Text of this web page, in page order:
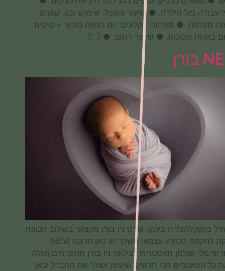
בימוי: עבודה מול הילדה. ● שיעור גימבל: שימוש נכון, שוטים
ותנועות מצלמה. ● מאחורי הקלעים: יום הפקה מעשי + טיפים
לצילום בזוויות מגוונות. ● שיעור רחפן. ● […]
NEW בורן
להתחיל בקטן,להצליח בענק. קורס ניו בורן מקצועי בשילוב הכוונה
תתחדשי.מלי שולמן מאסטרית לצילומי ניו בורן מתקדמים,מגלה
לך את כל הפאנצ'ים הכי חדשים שיעשו אצלך את ההבדל !כאן